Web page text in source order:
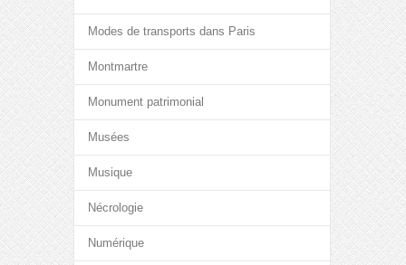
Modes de transports dans Paris
Montmartre
Monument patrimonial
Musées
Musique
Nécrologie
Numérique